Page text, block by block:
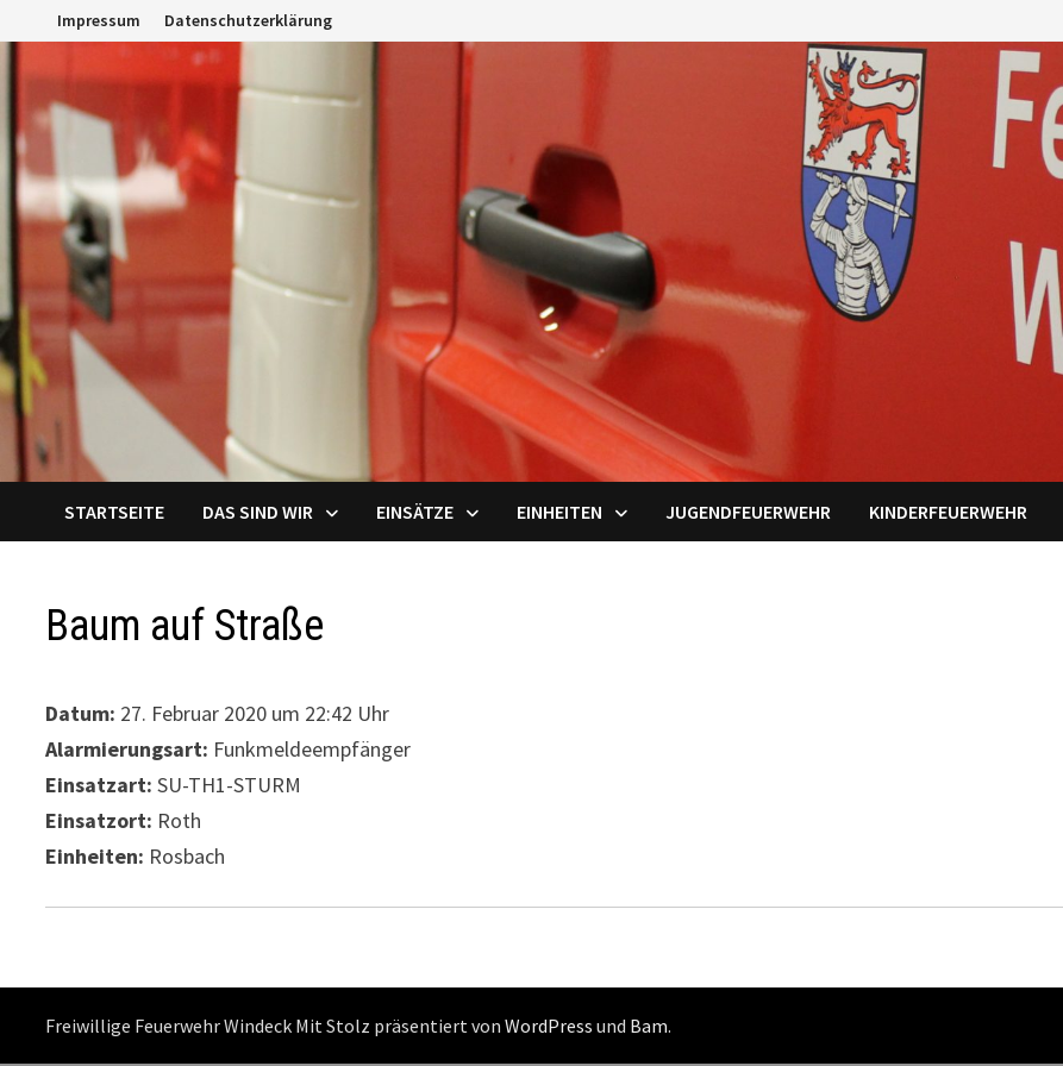
Inhalt
springen
Impressum Datenschutzerklärung
STARTSEITE DAS SIND WIR EINSÄTZE EINHEITEN JUGENDFEUERWEHR KINDERFEUERWEHR
Baum auf Straße
Datum: 27. Februar 2020 um 22:42 Uhr
Alarmierungsart: Funkmeldeempfänger
Einsatzart: SU-TH1-STURM
Einsatzort: Roth
Einheiten: Rosbach
Freiwillige Feuerwehr Windeck Mit Stolz präsentiert vonWordPress und Bam.